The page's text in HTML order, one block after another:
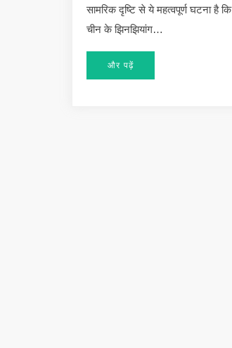
सामरिक दृष्टि से ये महत्वपूर्ण घटना है
चीन के झिनझियांग…
और पढ़ें